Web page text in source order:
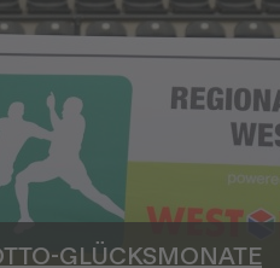
GLÜCKSMONATE